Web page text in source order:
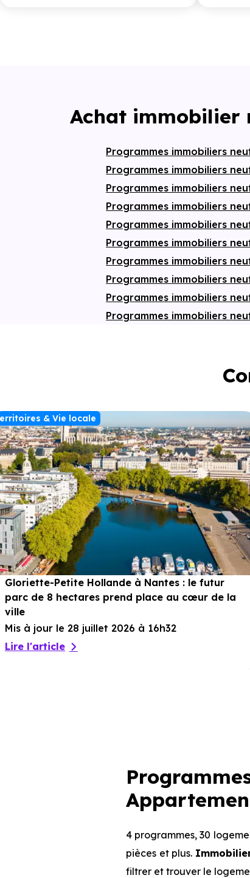
Achat immobilier
Programmes immobiliers
Programmes immobiliers
Programmes immobiliers
Programmes immobiliers
Programmes immobiliers
Programmes immobiliers
Programmes immobiliers
Programmes immobiliers
Programmes immobiliers
Programmes immobiliers
& Vie locale
Gloriette-Petite Hollande à Nantes : le futur
parc de 8 hectares prend place au cœur de la
ville
Mis à jour le 28 juillet 2026 à 16h32
Lire l'article
4 programmes, 30
pièces et plus.
filtrer et trouver le